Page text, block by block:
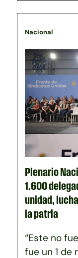
Nacional
Plenario
1.600
unidad,
la patria
“Este no
fue un 1 de